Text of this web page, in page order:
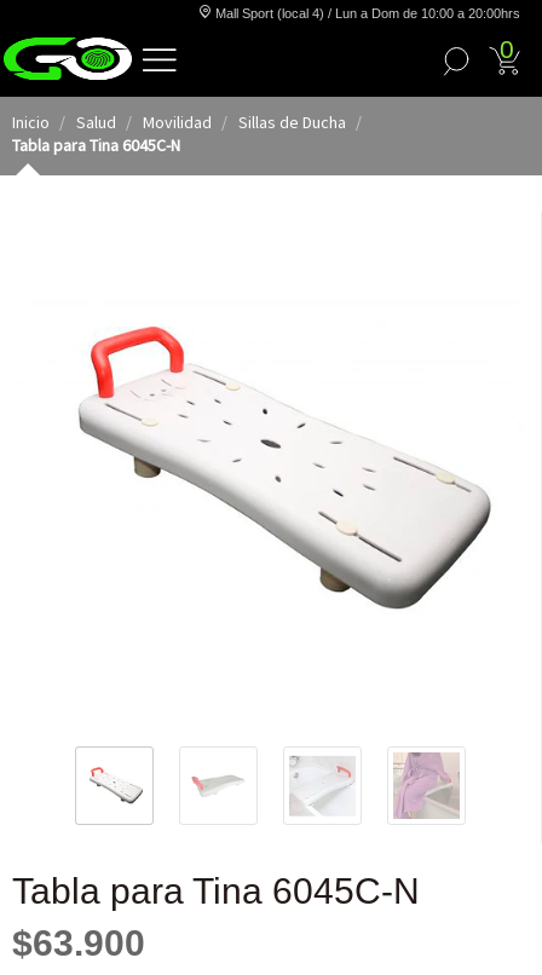
Mall Sport (local 4) / Lun a Dom de 10:00 a 20:00hrs
0
Inicio Salud Movilidad
Sillas de Ducha
Tabla para Tina 6045C-N
Tabla para Tina 6045C-N
$63.900